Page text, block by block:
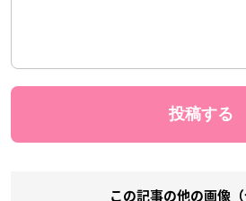
この記事の他の画像（